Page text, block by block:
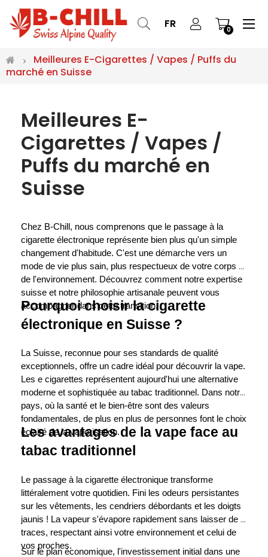
FR 0 ☰
Meilleures E-Cigarettes / Vapes / Puffs du
marché en Suisse
Meilleures E-
Cigarettes / Vapes /
Puffs du marché en
Suisse
Chez B-Chill, nous comprenons que le passage à la
cigarette électronique représente bien plus qu'un simple
changement d'habitude. C'est une démarche vers un
mode de vie plus sain, plus respectueux de votre corps et
de l'environnement. Découvrez comment notre expertise
suisse et notre philosophie artisanale peuvent vous
accompagner dans cette transition.
Pourquoi choisir la cigarette
électronique en Suisse ?
La Suisse, reconnue pour ses standards de qualité
exceptionnels, offre un cadre idéal pour découvrir la vape.
Les e cigarettes représentent aujourd'hui une alternative
moderne et sophistiquée au tabac traditionnel. Dans notre
pays, où la santé et le bien-être sont des valeurs
fondamentales, de plus en plus de personnes font le choix
éclairé de la vaporisation.
Les avantages de la vape face au
tabac traditionnel
Le passage à la cigarette électronique transforme
littéralement votre quotidien. Fini les odeurs persistantes
sur les vêtements, les cendriers débordants et les doigts
jaunis ! La vapeur s'évapore rapidement sans laisser de
traces, respectant ainsi votre environnement et celui de
vos proches.
Sur le plan économique, l'investissement initial dans une